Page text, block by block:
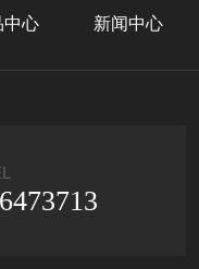
中心 新闻中心